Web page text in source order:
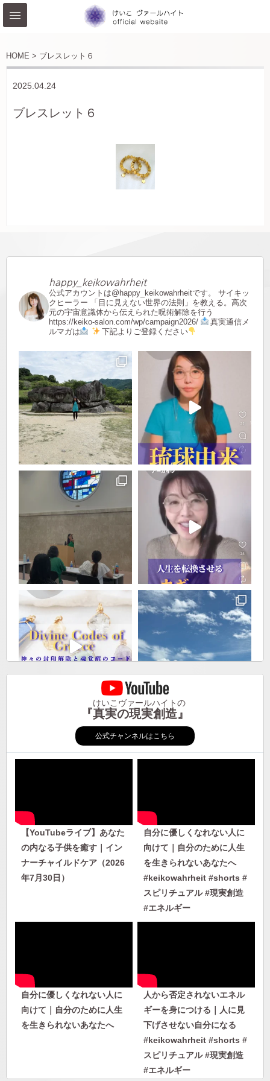
HOME > ブレスレット６
2025.04.24
ブレスレット６
happy_keikowahrheit
公式アカウントは@happy_keikowahrheitです。
サイキッ
クヒーラー 「目に見えない世界の法則」を教える。高次
元の宇宙意識体から伝えられた呪術解除を行う
https://keiko-salon.com/wp/campaign2026/
真実通信メ
ルマガは
下記よりご登録ください
けいこヴァールハイトの
『真実の現実創造』
公式チャンネルはこちら
【YouTubeライブ】あなた
の内なる子供を癒す｜イン
ナーチャイルドケア（2026
年7月30日）
自分に優しくなれない人に
向けて｜自分のために人生
を生きられないあなたへ
#keikowahrheit #shorts #
スピリチュアル #現実創造
#エネルギー
自分に優しくなれない人に
向けて｜自分のために人生
を生きられないあなたへ
人から否定されないエネル
ギーを身につける｜人に見
下げさせない自分になる
#keikowahrheit #shorts #
スピリチュアル #現実創造
#エネルギー